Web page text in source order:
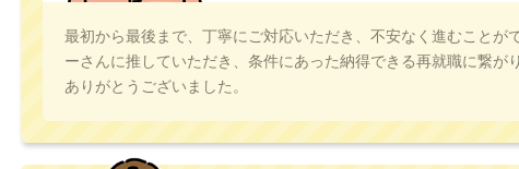
最初から最後まで、丁寧にご対応いただき、不安なく進むこと
ーさんに推していただき、条件にあった納得できる再就職に繋が
ありがとうございました。